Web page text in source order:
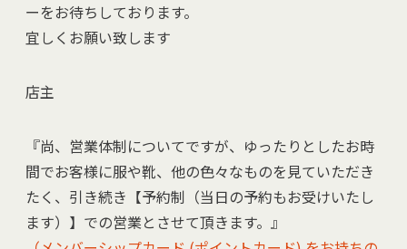
ーをお待ちしております。
宜しくお願い致します
店主
『尚、営業体制についてですが、ゆったりとしたお時
間でお客様に服や靴、他の色々なものを見ていただき
たく、引き続き【予約制（当日の予約もお受けいたし
ます）】での営業とさせて頂きます。』